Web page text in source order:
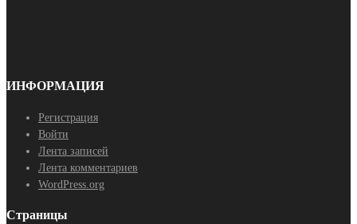
ИНФОРМАЦИЯ
Регистрация
Войти
Лента записей
Лента комментариев
WordPress.org
Страницы